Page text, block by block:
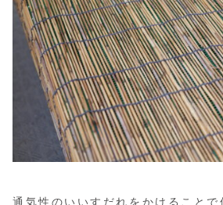
通気性のいいすだれをかけることで